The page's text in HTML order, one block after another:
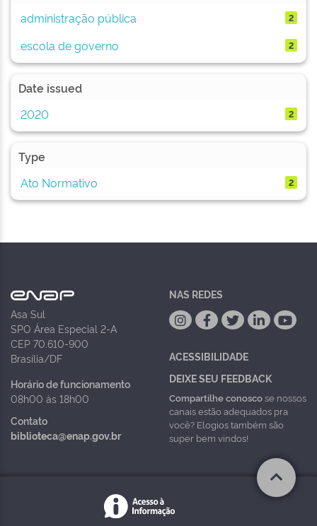
administração pública
2
escola de governo 2
Date issued
2020
2
Type
Ato Normativo
2
Asa Sul
SPO Área Especial 2-A
CEP 70.610-900
Brasília/DF
Horário de funcionamento
08h00 às 18h00
Contato
biblioteca@enap.gov.br
NAS REDES
ACESSIBILIDADE
DEIXE SEU FEEDBACK
Compartilhe conoscose nossos
canais estão adequados pra
você? Elogios também são
super bem vindos!